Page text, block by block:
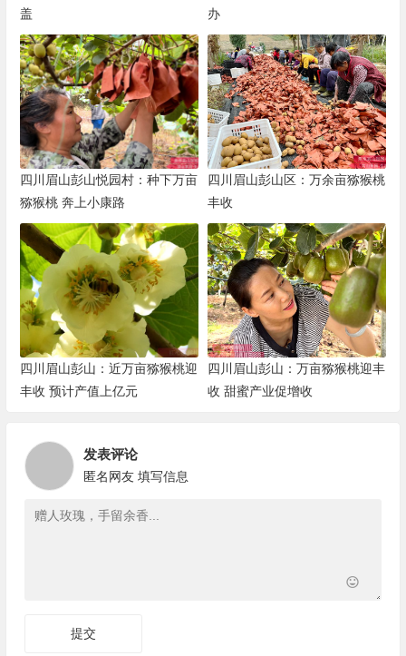
盖
办
四川眉山彭山悦园村：种下万亩
猕猴桃 奔上小康路
四川眉山彭山区：万余亩猕猴桃
丰收
四川眉山彭山：近万亩猕猴桃迎
丰收 预计产值上亿元
四川眉山彭山：万亩猕猴桃迎丰
收 甜蜜产业促增收
发表评论
匿名网友 填写信息